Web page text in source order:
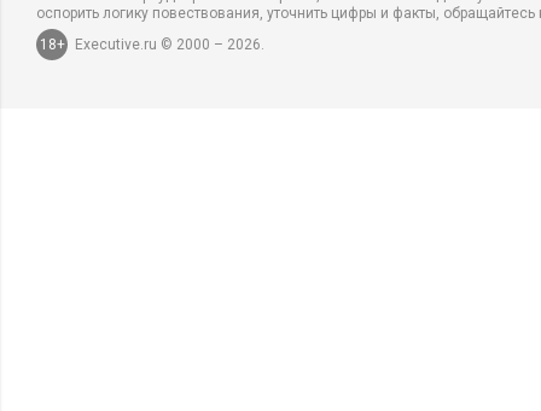
оспорить логику повествования, уточнить цифры и факты,
18+
Executive.ru © 2000 – 2026.